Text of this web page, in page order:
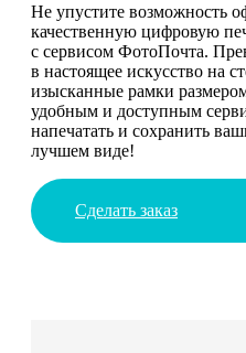
Не упустите возможность
качественную цифровую
с сервисом ФотоПочта.
в настоящее искусство на
изысканные рамки
удобным и доступным
напечатать и сохранить
лучшем виде!
Сделать заказ